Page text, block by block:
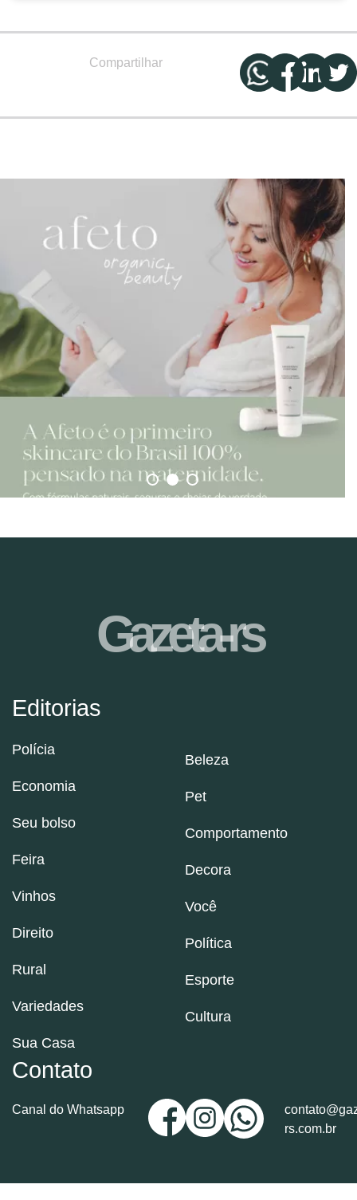
Compartilhar
Editorias
Polícia
Economia
Seu bolso
Feira
Vinhos
Direito
Rural
Variedades
Sua Casa
Beleza
Pet
Comportamento
Decora
Você
Política
Esporte
Cultura
Contato
Canal do Whatsapp
rs.com.br
Gazeta-rs